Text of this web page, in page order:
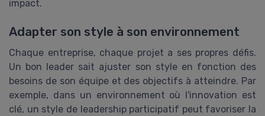
impact.
Adapter son style à son environnement
Chaque entreprise, chaque projet a ses propres défis.
Un bon leader sait ajuster son style en fonction des
besoins de son équipe et des objectifs à atteindre. Par
exemple, dans un environnement où l'innovation est
clé, un style de leadership participatif peut favoriser la